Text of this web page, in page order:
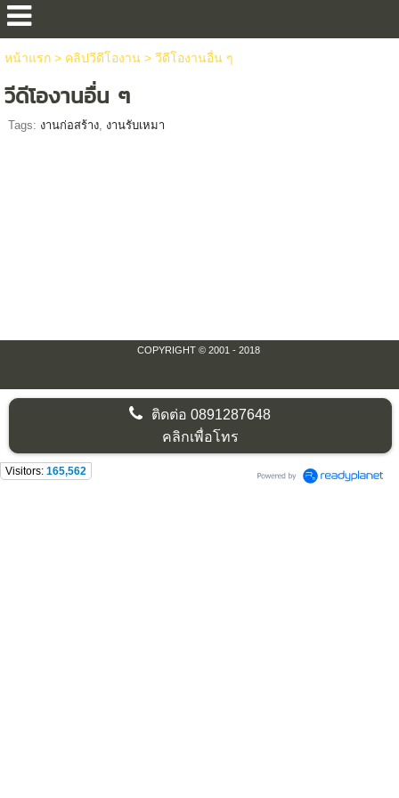
หน้าแรก> คลิปวีดีโองาน> วีดีโองานอื่น ๆ
วีดีโองานอื่น ๆ
Tags: งานก่อสร้าง, งานรับเหมา
COPYRIGHT © 2001 - 2018
ติดต่อ0891287648
คลิกเพื่อโทร
Visitors: 165,562